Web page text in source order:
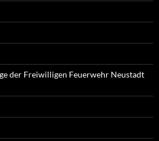
der Freiwilligen Feuerwehr Neustadt